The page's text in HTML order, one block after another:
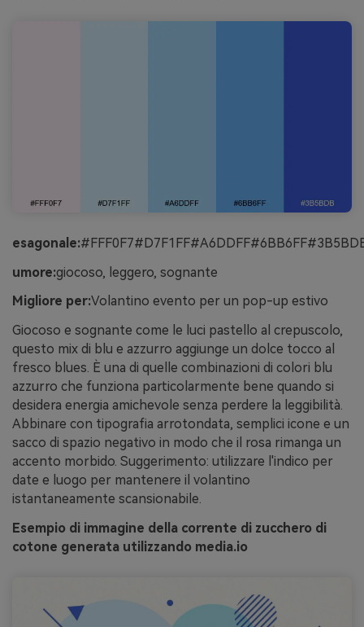
esagonale:
umore:giocoso, leggero, sognante
Migliore per:Volantino evento per un pop-up estivo
Giocoso e sognante come le luci pastello al crepuscolo,
questo mix di blu e azzurro aggiunge un dolce tocco al
fresco blues. È una di quelle combinazioni di colori blu
azzurro che funziona particolarmente bene quando si
desidera energia amichevole senza perdere la leggibilità.
Abbinare con tipografia arrotondata, semplici icone e un
sacco di spazio negativo in modo che il rosa rimanga un
accento morbido. Suggerimento: utilizzare l'indico per
date e luogo per mantenere il volantino
istantaneamente scansionabile.
Esempio di immagine della corrente di zucchero di
cotone generata utilizzando media.io